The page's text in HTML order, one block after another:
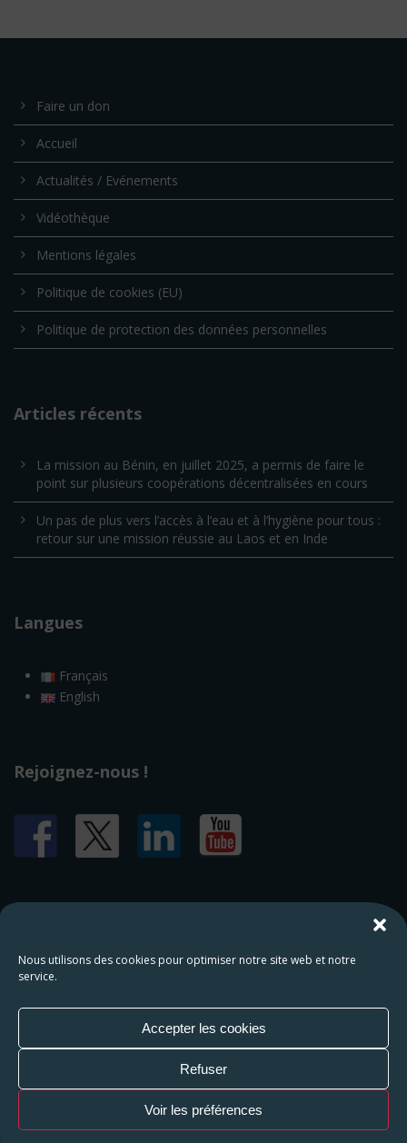
Nous utilisons des cookies pour optimiser notre site web et notre
service.
Accepter les cookies
Refuser
Voir les préférences
Faire un don
Accueil
Actualités / Evénements
Vidéothèque
Mentions légales
Politique de cookies (EU)
Politique de protection des données personnelles
Articles récents
La mission au Bénin, en juillet 2025, a permis de faire le
point sur plusieurs coopérations décentralisées en cours
Un pas de plus vers l’accès à l’eau et à l’hygiène pour tous :
retour sur une mission réussie au Laos et en Inde
Langues
Français
English
Rejoignez-nous !
221 avenue du Président Wilson
01 43 75 44 68
contact@hamap.org